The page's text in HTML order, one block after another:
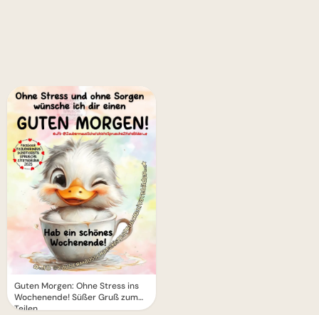
Guten Morgen: Ohne Stress ins
Wochenende! Süßer Gruß zum
Teilen.